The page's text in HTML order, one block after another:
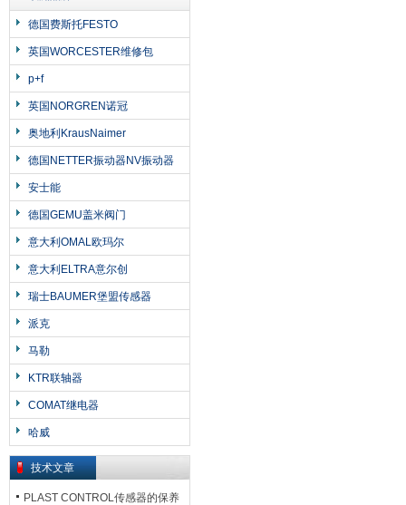
德国费斯托FESTO
英国WORCESTER维修包
p+f
英国NORGREN诺冠
奥地利KrausNaimer
德国NETTER振动器NV振动器
安士能
德国GEMU盖米阀门
意大利OMAL欧玛尔
意大利ELTRA意尔创
瑞士BAUMER堡盟传感器
派克
马勒
KTR联轴器
COMAT继电器
哈威
技术文章
PLAST CONTROL传感器的保养